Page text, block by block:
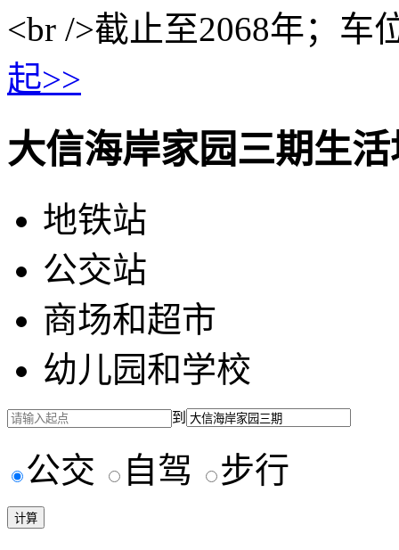
<br />截止至2068年；车
起>>
大信海岸家园三期生
地铁站
公交站
商场和超市
幼儿园和学校
到
公交 自驾 步行